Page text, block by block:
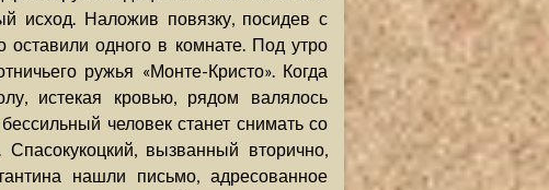
исход. Наложив повязку, посидев с
одного в комнате. Под утро
ружья «Монте-Кристо». Когда
истекая кровью, рядом валялось
человек станет снимать со
вызванный вторично,
нашли письмо, адресованное